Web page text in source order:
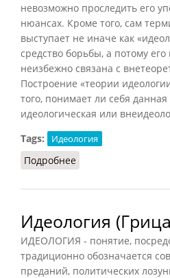
невозможно проследить его
нюансах. Кроме того, сам
выступает не иначе как
средство борьбы, а потому
неизбежно связана с
Построение «теории
того, понимает ли себя данная
идеологическая или
Tags:
Идеология
Подробнее
Идеология
ИДЕОЛОГИЯ - понятие,
традиционно обозначается
преданий, политических